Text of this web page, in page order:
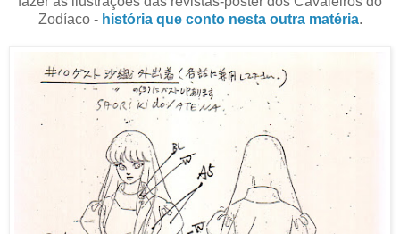
Zodíaco - história que conto nesta outra matéria.